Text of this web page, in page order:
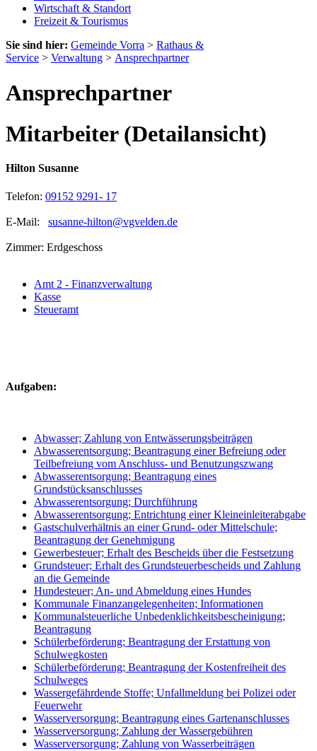
Wirtschaft & Standort
Freizeit & Tourismus
Sie sind hier: Gemeinde Vorra > Rathaus &
Service > Verwaltung > Ansprechpartner
Ansprechpartner
Mitarbeiter (Detailansicht)
Hilton Susanne
Telefon: 09152 9291- 17
E-Mail: susanne-hilton@vgvelden.de
Zimmer: Erdgeschoss
Amt 2 - Finanzverwaltung
Kasse
Steueramt
Aufgaben:
Abwasser; Zahlung von Entwässerungsbeiträgen
Abwasserentsorgung; Beantragung einer Befreiung oder
Teilbefreiung vom Anschluss- und Benutzungszwang
Abwasserentsorgung; Beantragung eines
Grundstücksanschlusses
Abwasserentsorgung; Durchführung
Abwasserentsorgung; Entrichtung einer Kleineinleiterabgabe
Gastschulverhältnis an einer Grund- oder Mittelschule;
Beantragung der Genehmigung
Gewerbesteuer; Erhalt des Bescheids über die Festsetzung
Grundsteuer; Erhalt des Grundsteuerbescheids und Zahlung
an die Gemeinde
Hundesteuer; An- und Abmeldung eines Hundes
Kommunale Finanzangelegenheiten; Informationen
Kommunalsteuerliche Unbedenklichkeitsbescheinigung;
Beantragung
Schülerbeförderung; Beantragung der Erstattung von
Schulwegkosten
Schülerbeförderung; Beantragung der Kostenfreiheit des
Schulweges
Wassergefährdende Stoffe; Unfallmeldung bei Polizei oder
Feuerwehr
Wasserversorgung; Beantragung eines Gartenanschlusses
Wasserversorgung; Zahlung der Wassergebühren
Wasserversorgung; Zahlung von Wasserbeiträgen